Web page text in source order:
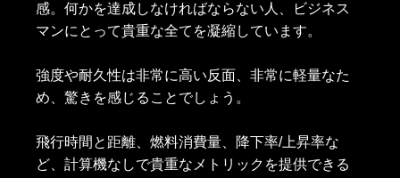
感。何かを達成しなければならない人、ビジネス
マンにとって貴重な全てを凝縮しています。
強度や耐久性は非常に高い反面、非常に軽量なた
め、驚きを感じることでしょう。
飛行時間と距離、燃料消費量、降下率/上昇率な
ど、計算機なしで貴重なメトリックを提供できる